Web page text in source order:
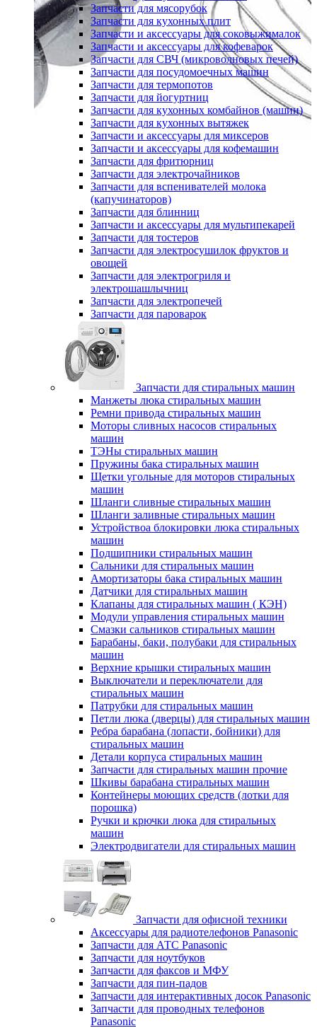
Запчасти для мясорубок
Запчасти для кухонных плит
Запчасти и аксессуары для соковыжималок
Запчасти и аксессуары для кофеварок
Запчасти для СВЧ (микроволновых печей)
Запчасти для посудомоечных машин
Запчасти для термопотов
Запчасти для йогуртниц
Запчасти для кухонных комбайнов (машин)
Запчасти для кухонных вытяжек
Запчасти и аксессуары для миксеров
Запчасти и аксессуары для кофемашин
Запчасти для фритюрниц
Запчасти для электрочайников
Запчасти для вспенивателей молока
(капучинаторов)
Запчасти для блинниц
Запчасти и аксессуары для мультипекарей
Запчасти для тостеров
Запчасти для электросушилок фруктов и
овощей
Запчасти для электрогриля и
электрошашлычниц
Запчасти для электропечей
Запчасти для пароварок
Запчасти для стиральных машин
Манжеты люка стиральных машин
Ремни привода стиральных машин
Моторы сливных насосов стиральных
машин
ТЭНы стиральных машин
Пружины бака стиральных машин
Щетки угольные для моторов стиральных
машин
Шланги сливные стиральных машин
Шланги заливные стиральных машин
Устройствоа блокировки люка стиральных
машин
Подшипники стиральных машин
Сальники для стиральных машин
Амортизаторы бака стиральных машин
Датчики для стиральных машин
Клапаны для стиральных машин ( КЭН)
Модули управления стиральных машин
Смазки сальников стиральных машин
Барабаны, баки, полубаки для стиральных
машин
Верхние крышки стиральных машин
Выключатели и переключатели для
стиральных машин
Патрубки для стиральных машин
Петли люка (дверцы) для стиральных машин
Ребра барабана (лопасти, бойники) для
стиральных машин
Детали корпуса стиральных машин
Запчасти для стиральных машин прочие
Шкивы барабана стиральных машин
Контейнеры моющих средств (лотки для
порошка)
Ручки и крючки люка для стиральных
машин
Электродвигатели для стиральных машин
Запчасти для офисной техники
Аксессуары для радиотелефонов Panasonic
Запчасти для АТС Panasonic
Запчасти для ноутбуков
Запчасти для факсов и МФУ
Запчасти для пин-падов
Запчасти для интерактивных досок Panasonic
Запчасти для проводных телефонов
Panasonic